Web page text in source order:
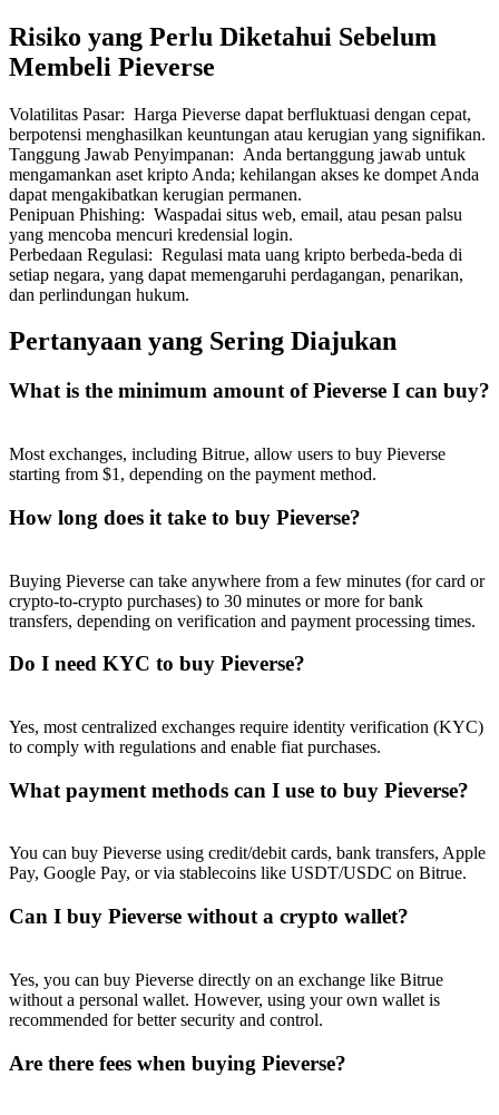
Risiko yang Perlu Diketahui Sebelum
Membeli Pieverse
Volatilitas Pasar: Harga Pieverse dapat berfluktuasi dengan cepat,
berpotensi menghasilkan keuntungan atau kerugian yang signifikan.
Tanggung Jawab Penyimpanan: Anda bertanggung jawab untuk
mengamankan aset kripto Anda; kehilangan akses ke dompet Anda
dapat mengakibatkan kerugian permanen.
Penipuan Phishing: Waspadai situs web, email, atau pesan palsu
yang mencoba mencuri kredensial login.
Perbedaan Regulasi: Regulasi mata uang kripto berbeda-beda di
setiap negara, yang dapat memengaruhi perdagangan, penarikan,
dan perlindungan hukum.
Pertanyaan yang Sering Diajukan
What is the minimum amount of Pieverse I can buy?
Most exchanges, including Bitrue, allow users to buy Pieverse
starting from $1, depending on the payment method.
How long does it take to buy Pieverse?
Buying Pieverse can take anywhere from a few minutes (for card or
crypto-to-crypto purchases) to 30 minutes or more for bank
transfers, depending on verification and payment processing times.
Do I need KYC to buy Pieverse?
Yes, most centralized exchanges require identity verification (KYC)
to comply with regulations and enable fiat purchases.
What payment methods can I use to buy Pieverse?
You can buy Pieverse using credit/debit cards, bank transfers, Apple
Pay, Google Pay, or via stablecoins like USDT/USDC on Bitrue.
Can I buy Pieverse without a crypto wallet?
Yes, you can buy Pieverse directly on an exchange like Bitrue
without a personal wallet. However, using your own wallet is
recommended for better security and control.
Are there fees when buying Pieverse?